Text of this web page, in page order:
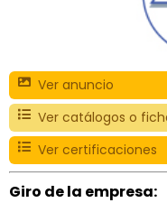
Ver anuncio
Ver catálogos o
Ver certificaciones
Giro de la empresa: